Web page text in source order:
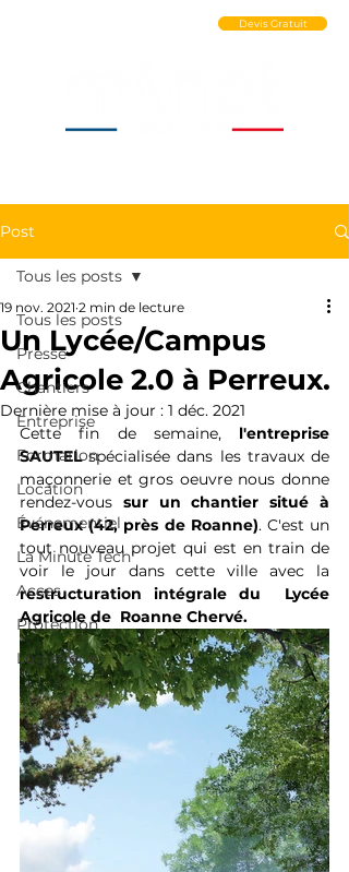
Devis Gratuit
Post
Tous les posts
Presse
Chantiers
Entreprise
Formation
Location
Événementiel
La Minute Tech'
Acces
Protection
Logistique
Tous les posts
Un Lycée/Campus
Agricole 2.0 à Perreux.
19 nov. 2021 2 min de lecture
Dernière mise à jour : 1 déc. 2021
Cette fin de semaine, l'entreprise
SAUTEL spécialisée dans les travaux de
maçonnerie et gros oeuvre nous donne
rendez-vous sur un chantier situé à
Perreux (42, près de Roanne). C'est un
tout nouveau projet qui est en train de
restructuration intégrale du  Lycée
Agricole de  Roanne Chervé.